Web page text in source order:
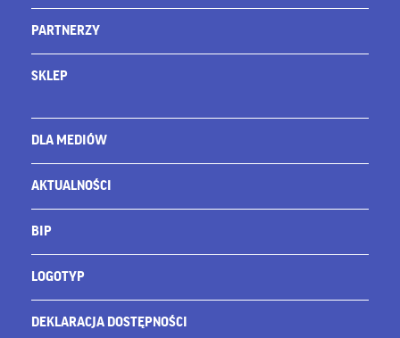
PARTNERZY
SKLEP
DLA MEDIÓW
AKTUALNOŚCI
BIP
LOGOTYP
DEKLARACJA DOSTĘPNOŚCI